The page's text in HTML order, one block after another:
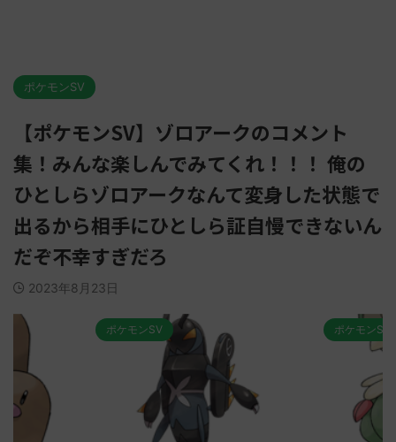
ポケモンSV
【ポケモンSV】ゾロアークのコメント
集！みんな楽しんでみてくれ！！！ 俺の
ひとしらゾロアークなんて変身した状態で
出るから相手にひとしら証自慢できないん
だぞ不幸すぎだろ
2023年8月23日
ポケモンSV ポケモンSV